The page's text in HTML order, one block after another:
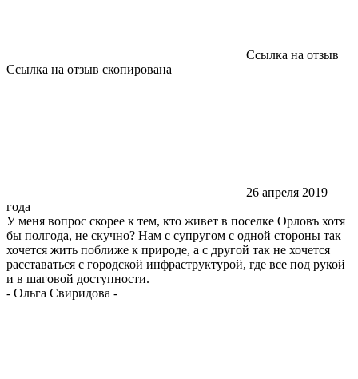
Ссылка на отзыв
Ссылка на отзыв скопирована
26 апреля 2019
года
У меня вопрос скорее к тем, кто живет в поселке Орловъ хотя
бы полгода, не скучно? Нам с супругом с одной стороны так
хочется жить поближе к природе, а с другой так не хочется
расставаться с городской инфраструктурой, где все под рукой
и в шаговой доступности.
- Ольга Свиридова -